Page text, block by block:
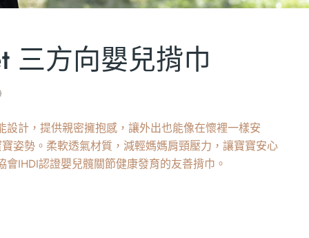
三方向嬰兒揹巾
設計，提供親密擁抱感，讓外出也能像在懷裡一樣安
姿勢。柔軟透氣材質，減輕媽媽肩頸壓力，讓寶寶安心
IHDI認證嬰兒髖關節健康發育的友善揹巾。